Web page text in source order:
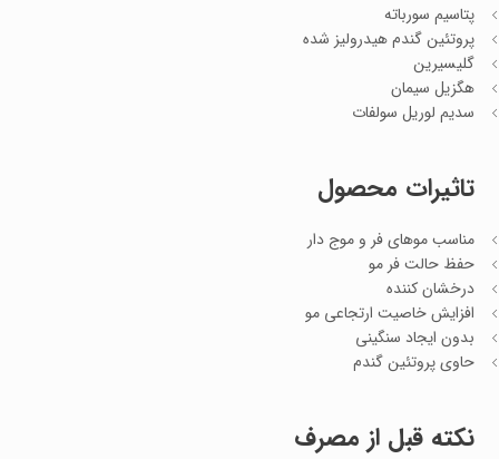
پتاسیم سورباته
پروتئین گندم هیدرولیز شده
گلیسیرین
هگزیل سیمان
سدیم لوریل سولفات
تاثیرات محصول
مناسب موهای فر و موج دار
حفظ حالت فر مو
درخشان کننده
افزایش خاصیت ارتجاعی مو
بدون ایجاد سنگینی
حاوی پروتئین گندم
نکته قبل از مصرف